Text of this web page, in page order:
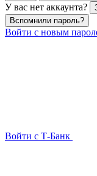
У вас нет аккаунта?
Вспомнили пароль?
Войти с новым
Войти с Т-Банк